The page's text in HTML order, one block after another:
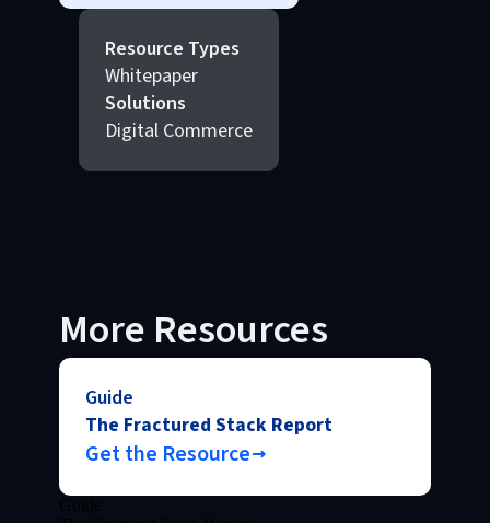
Resource Types
Whitepaper
Solutions
Digital Commerce
More Resources
Guide
The Fractured Stack Report
Get the Resource